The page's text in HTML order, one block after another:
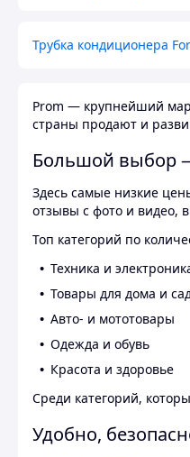
Трубка кондиционера
Prom — крупнейший
страны продают и
Большой выбор
Здесь самые низкие
отзывы с фото и видео,
Топ категорий по
Техника и
Товары для дома и
Авто- и мототовары
Одежда и обувь
Красота и здоровье
Среди категорий,
Удобно,